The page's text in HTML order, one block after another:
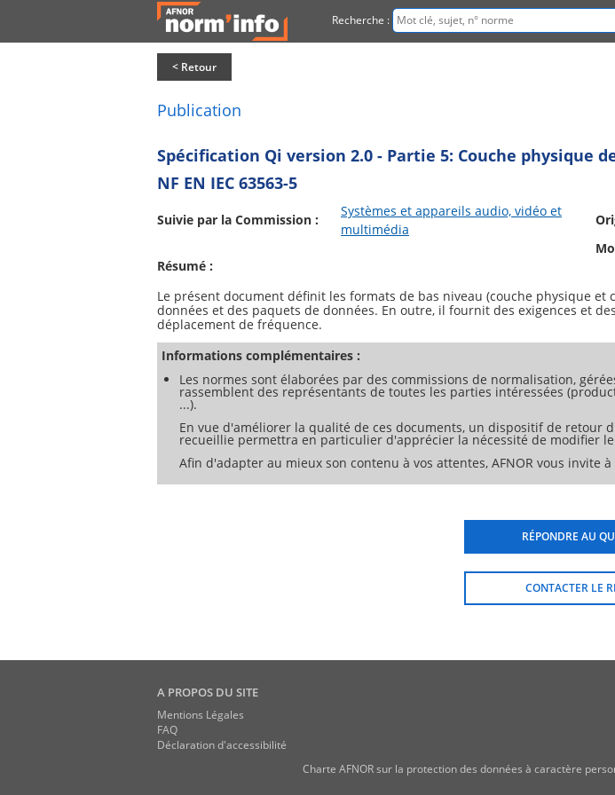
Recherche :
< Retour
Publication
Spécification Qi version 2.0 - Partie 5: Couche physique
NF EN IEC 63563-5
Suivie par la Commission :
Systèmes et appareils audio, vidéo et
multimédia
Résumé :
Le présent document définit les formats de bas niveau (couche physique
données et des paquets de données. En outre, il fournit des exigences et
Informations complémentaires :
Les normes sont élaborées par des commissions de normalisation,
rassemblent des représentants de toutes les parties intéressées
...).
En vue d'améliorer la qualité de ces documents, un dispositif de
recueillie permettra en particulier d'apprécier la nécessité de modifier
Afin d'adapter au mieux son contenu à vos attentes, AFNOR vous invite
RÉPONDRE AU
CONTACTER LE
A PROPOS DU SITE
Mentions Légales
FAQ
Déclaration d'accessibilité
Charte AFNOR sur la protection des données à caractère